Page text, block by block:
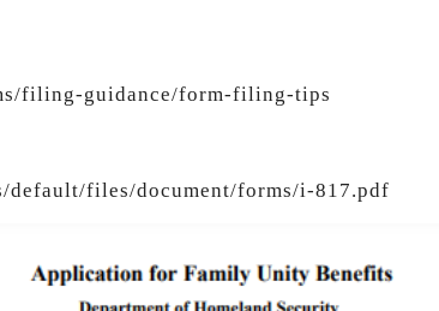
filing-guidance/form-filing-tips
default/files/document/forms/i-817.pdf